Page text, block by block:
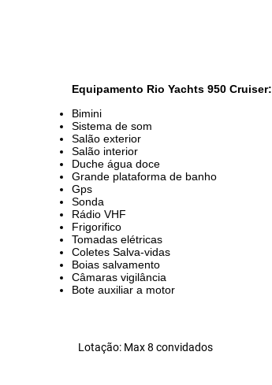
Equipamento Rio Yachts 950 Cruiser:
Bimini
Sistema de som
Salão exterior
Salão interior
Duche água doce
Grande plataforma de banho
Gps
Sonda
Rádio VHF
Frigorifico​
Tomadas elétricas
Coletes Salva-vidas
Boias salvamento
Câmaras vigilância
Bote auxiliar a motor
Lotação: Max 8 convidados